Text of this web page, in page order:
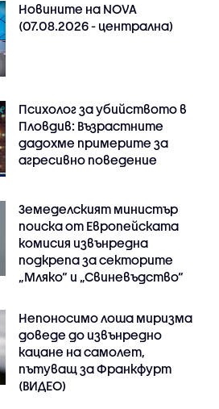
Новините на NOVA
(07.08.2026 - централна)
Психолог за убийството в
Пловдив: Възрастните
дадохме примерите за
агресивно поведение
Земеделският министър
поиска от Европейската
комисия извънредна
подкрепа за секторите
„Мляко“ и „Свиневъдство“
Непоносимо лоша миризма
доведе до извънредно
кацане на самолет,
пътуващ за Франкфурт
(ВИДЕО)